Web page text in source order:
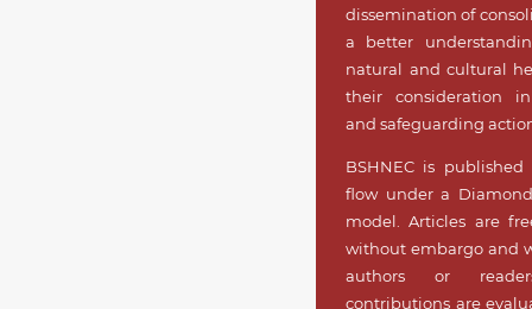
dissemination of
a better
natural and cultural
their consideration
and safeguarding
BSHNEC is
flow under a
model. Articles are
without embargo and
authors or
contributions are